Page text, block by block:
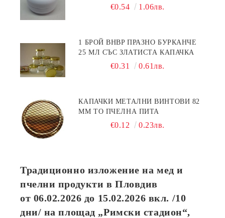
€0.54 1.06лв.
1 БРОЙ BHBP ПРАЗНО БУРКАНЧЕ
25 МЛ СЪС ЗЛАТИСТА КАПАЧКА
€0.31 0.61лв.
КАПАЧКИ МЕТАЛНИ ВИНТОВИ 82
ММ ТО ПЧЕЛНА ПИТА
€0.12 0.23лв.
Традиционно изложение на мед и
пчелни продукти в Пловдив
от 06.02.2026 до 15.02.2026 вкл. /10
дни/ на площад „Римски стадион“,